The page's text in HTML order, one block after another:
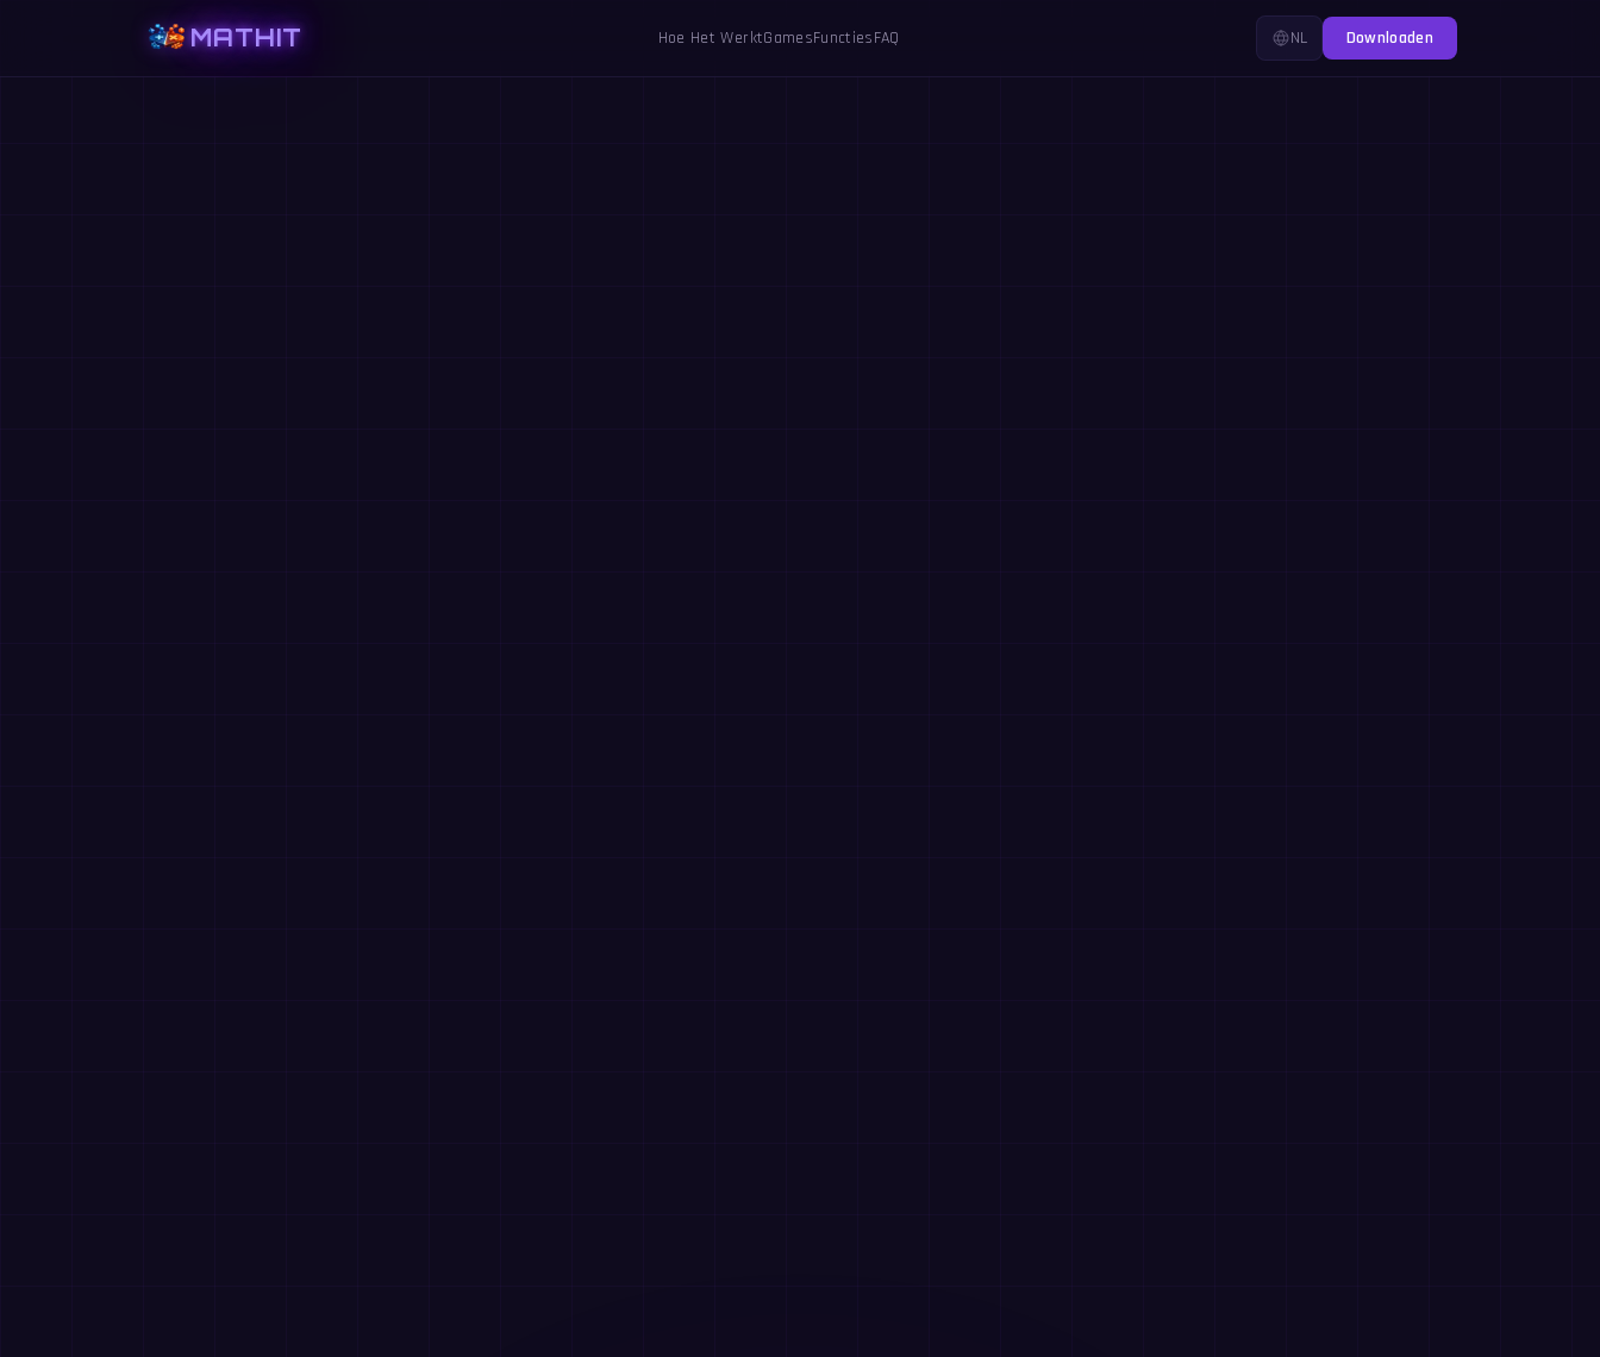
MATHIT Hoe Het WerktGamesFunctiesFAQ NL Downloaden